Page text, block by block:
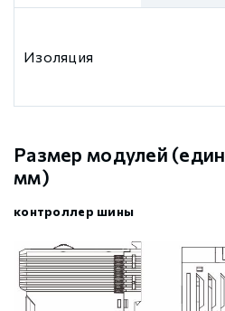
Изоляция
Размер модулей
мм)
контроллер шины